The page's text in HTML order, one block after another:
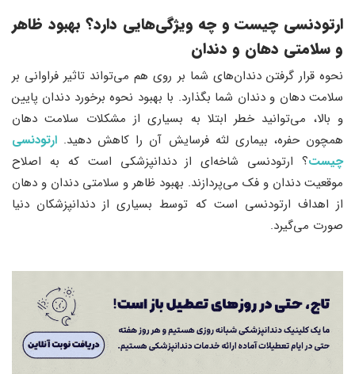
ارتودنسی چیست و چه ویژگی‌هایی دارد؟ بهبود ظاهر
و سلامتی دهان و دندان
نحوه قرار گرفتن دندان‌های شما بر روی هم می‌تواند تاثیر فراوانی بر
سلامت دهان و دندان شما بگذارد. با بهبود نحوه برخورد دندان پایین
و بالا، می‌توانید خطر ابتلا به بسیاری از مشکلات سلامت دهان
همچون حفره، بیماری لثه فرسایش آن را کاهش دهید. ارتودنسی
چیست؟ ارتودنسی شاخه‌ای از دندانپزشکی است که به اصلاح
موقعیت دندان و فک می‌پردازند. بهبود ظاهر و سلامتی دندان و دهان
از اهداف ارتودنسی است که توسط بسیاری از دندانپزشکان دنیا
صورت می‌گیرد.